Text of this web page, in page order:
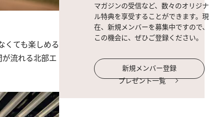
くても楽しめる
流れる北部エ
マガジンの受信など、数々のオリジナ
ル特典を享受することができます。現
在、新規メンバーを募集中ですので、
この機会に、ぜひご登録ください。
新規メンバー登録
プレゼント一覧